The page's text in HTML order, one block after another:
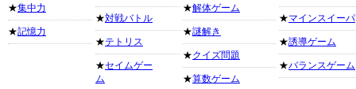
★集中力
★記憶力
★対戦バトル
★テトリス
★セイムゲー
ム
★解体ゲーム
★謎解き
★クイズ問題
★算数ゲーム
★マインスイーパ
★誘導ゲーム
★バランスゲーム